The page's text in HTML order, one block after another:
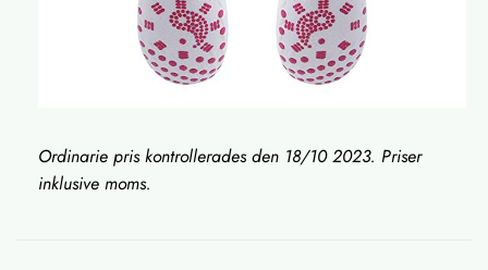
Ordinarie pris kontrollerades den 18/10 2023. Priser
inklusive moms.